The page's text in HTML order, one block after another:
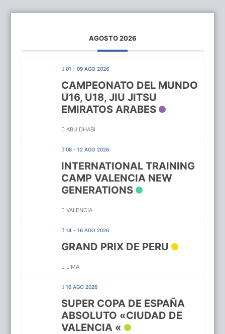
AGOSTO 2026
01 - 09 AGO 2026
CAMPEONATO DEL MUNDO
U16, U18, JIU JITSU
EMIRATOS ARABES
ABU DHABI
08 - 12 AGO 2026
INTERNATIONAL TRAINING
CAMP VALENCIA NEW
GENERATIONS
VALENCIA
14 - 16 AGO 2026
GRAND PRIX DE PERU
LIMA
16 AGO 2026
SUPER COPA DE ESPAÑA
ABSOLUTO «CIUDAD DE
VALENCIA «